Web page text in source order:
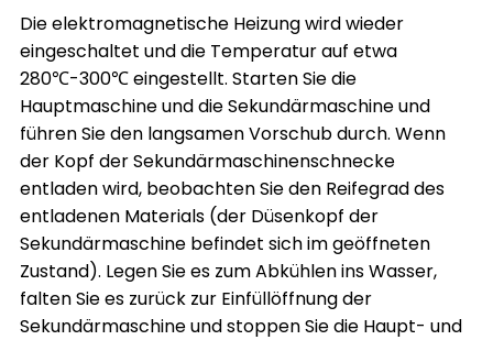
Die elektromagnetische Heizung wird wieder
eingeschaltet und die Temperatur auf etwa
280℃-300℃ eingestellt. Starten Sie die
Hauptmaschine und die Sekundärmaschine und
führen Sie den langsamen Vorschub durch. Wenn
der Kopf der Sekundärmaschinenschnecke
entladen wird, beobachten Sie den Reifegrad des
entladenen Materials (der Düsenkopf der
Sekundärmaschine befindet sich im geöffneten
Zustand). Legen Sie es zum Abkühlen ins Wasser,
falten Sie es zurück zur Einfüllöffnung der
Sekundärmaschine und stoppen Sie die Haupt- und